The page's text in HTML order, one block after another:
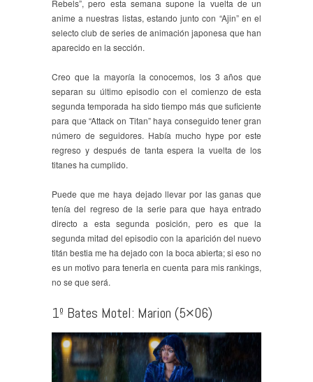
Rebels”, pero esta semana supone la vuelta de un
anime a nuestras listas, estando junto con “Ajin” en el
selecto club de series de animación japonesa que han
aparecido en la sección.
Creo que la mayoría la conocemos, los 3 años que
separan su último episodio con el comienzo de esta
segunda temporada ha sido tiempo más que suficiente
para que “Attack on Titan” haya conseguido tener gran
número de seguidores. Había mucho hype por este
regreso y después de tanta espera la vuelta de los
titanes ha cumplido.
Puede que me haya dejado llevar por las ganas que
tenía del regreso de la serie para que haya entrado
directo a esta segunda posición, pero es que la
segunda mitad del episodio con la aparición del nuevo
titán bestia me ha dejado con la boca abierta; si eso no
es un motivo para tenerla en cuenta para mis rankings,
no se que será.
1º Bates Motel: Marion (5×06)